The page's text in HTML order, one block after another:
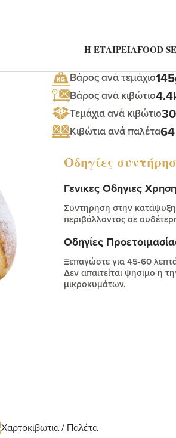
Η ΕΤΑΙΡΕΙΑFOOD
Βάρος ανά τεμάχιο
Βάρος ανά κιβώτιο
Τεμάχια ανά κιβώτιο30
Κιβώτια ανά παλέτα64
Οδηγίες
Γενικες Οδηγιες
Σύντηρηση στην
περιβάλλοντος σε
Οδηγίες
Ξεπαγώστε για 45-60
Δεν απαιτείται ψήσιμο ή
μικροκυμάτων.
Χαρτοκιβώτια / Παλέτα